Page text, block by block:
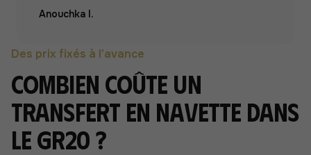
Anouchka I.
Des prix fixés à l'avance
Combien coûte un
transfert en navette dans
le GR20 ?